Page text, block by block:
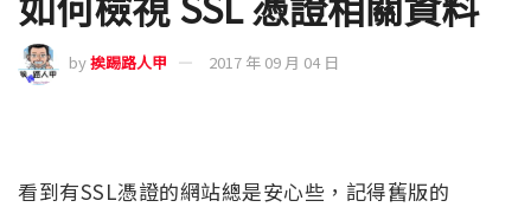
by挨踢路人甲 2017 年 09 月 04 日
看到有SSL憑證的網站總是安心些，記得舊版的